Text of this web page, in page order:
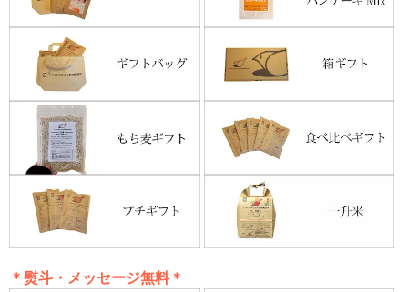
＊熨斗・メッセージ無料＊